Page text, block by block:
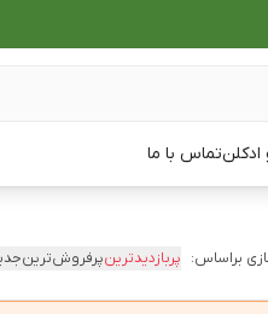
تماس با ما
براساس: پربازدیدترینپرفروش‌ترین